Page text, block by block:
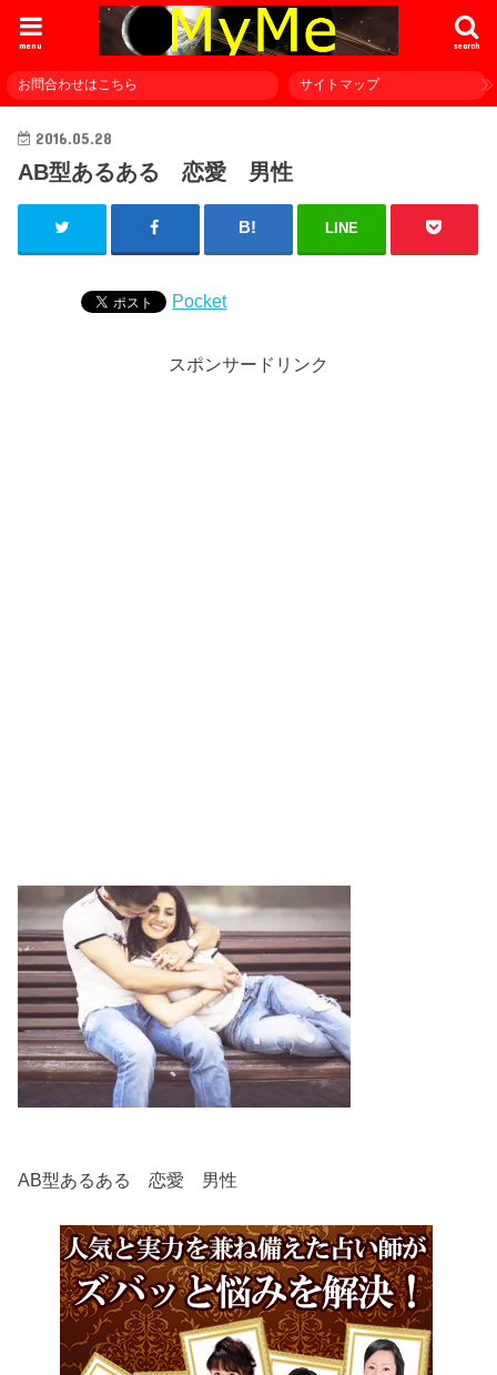
search
menu
お問合わせはこちら サイトマップ
2016.05.28
AB型あるある 恋愛 男性
LINE
Pocket
スポンサードリンク
AB型あるある 恋愛 男性